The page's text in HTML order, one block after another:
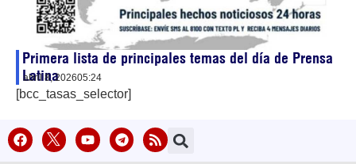
Primera lista de principales temas del día de Prensa
Latina
abril 8, 202605:24
[bcc_tasas_selector]